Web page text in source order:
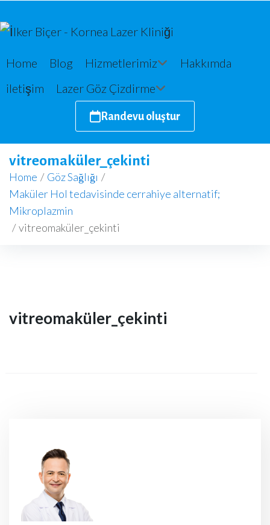
Home Blog Hizmetlerimiz
Hakkımda
iletişim
Lazer Göz Çizdirme
Randevu oluştur
vitreomaküler_çekinti
Home / Göz Sağlığı /
Maküler Hol tedavisinde cerrahiye alternatif;
Mikroplazmin
/ vitreomaküler_çekinti
vitreomaküler_çekinti